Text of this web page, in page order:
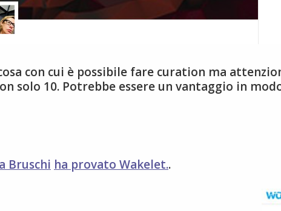
con cui è possibile fare curation ma
solo 10. Potrebbe essere un vantaggio in
Bruschi ha provato Wakelet..